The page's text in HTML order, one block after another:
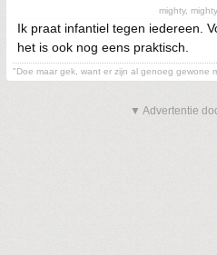
mighty,
Ik praat infantiel tegen iedereen.
het is ook nog eens praktisch.
"Doe maar gek, want er zijn al genoeg gewone
▼ Advertentie